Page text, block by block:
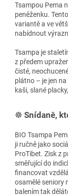
Tsampou Pema
peněženku.
variantě a ve
nabídnout
Tsampa je
z předem
čisté,
plátno – je jen
kaši, slané
☸️ Snídaně,
BIO Tsampa
ji ručně jako
ProTibet. Zisk z
směřující do
financovat
osamělé seniory
balením tak